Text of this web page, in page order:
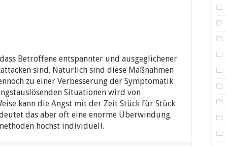
Betroffene entspannter und ausgeglichener
sind. Natürlich sind diese Maßnahmen
zu einer Verbesserung der Symptomatik
Situationen wird von
kann die Angst mit der Zeit Stück für Stück
das aber oft eine enorme Überwindung.
höchst individuell.